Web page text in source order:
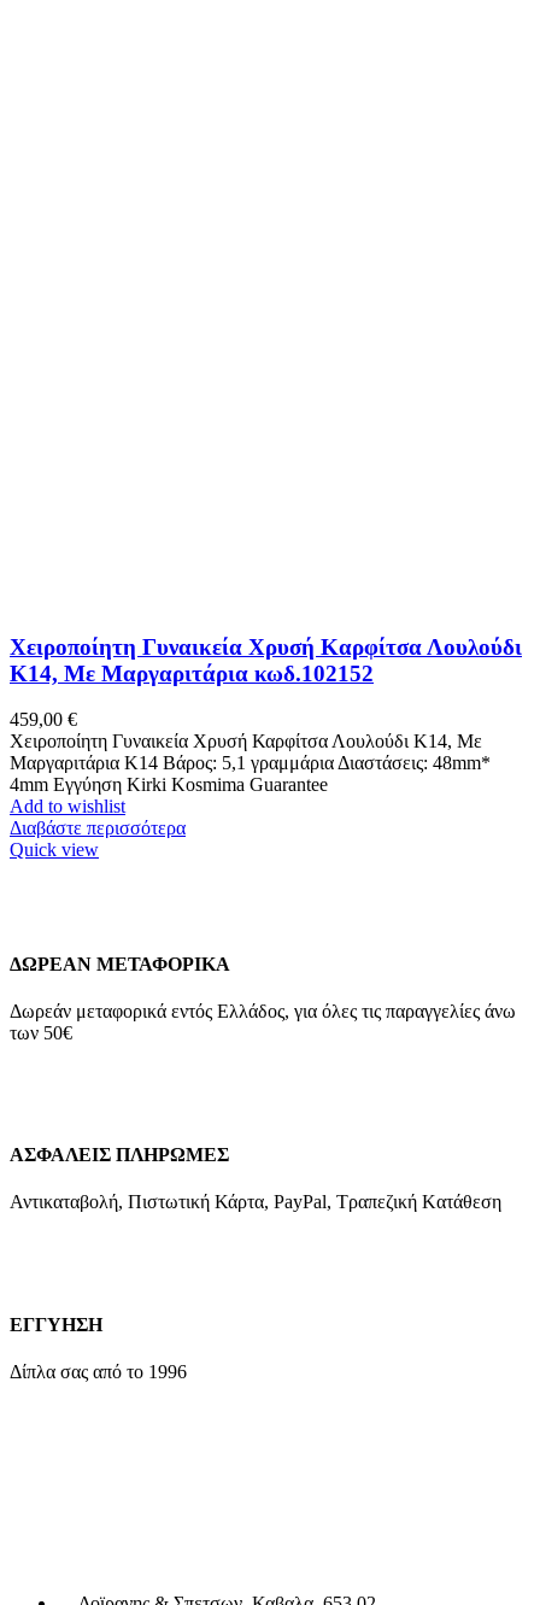
Χειροποίητη Γυναικεία Χρυσή Καρφίτσα Λουλούδι
Κ14, Με Μαργαριτάρια κωδ.102152
459,00 €
Χειροποίητη Γυναικεία Χρυσή Καρφίτσα Λουλούδι Κ14, Με
Μαργαριτάρια Κ14 Βάρος: 5,1 γραμμάρια Διαστάσεις: 48mm*
4mm Εγγύηση Kirki Kosmima Guarantee
Add to wishlist
Διαβάστε περισσότερα
Quick view
ΔΩΡΕΑΝ ΜΕΤΑΦΟΡΙΚΑ
Δωρεάν μεταφορικά εντός Ελλάδος, για όλες τις παραγγελίες άνω
των 50€
ΑΣΦΑΛΕΙΣ ΠΛΗΡΩΜΕΣ
Αντικαταβολή, Πιστωτική Κάρτα, PayPal, Τραπεζική Kατάθεση
ΕΓΓΥΗΣΗ
Δίπλα σας από το 1996